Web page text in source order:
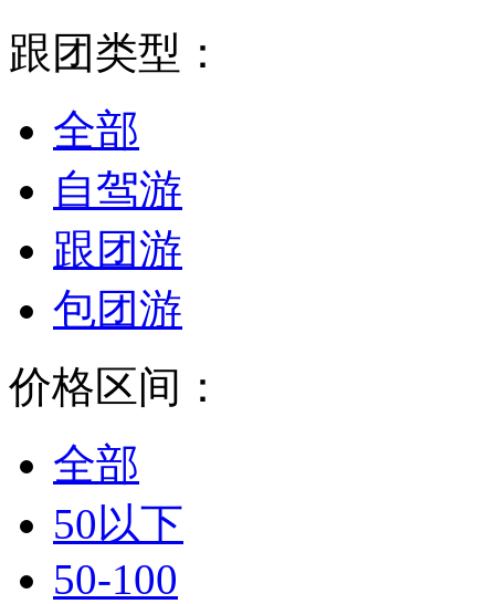
跟团类型：
全部
自驾游
跟团游
包团游
价格区间：
全部
50以下
50-100